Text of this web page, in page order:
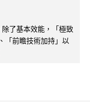
了基本效能，「極致
「前瞻技術加持」以